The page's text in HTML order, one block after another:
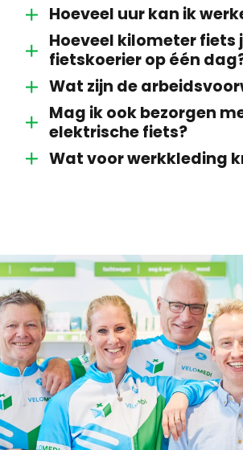
Hoeveel uur kan ik
Hoeveel kilometer fiets
fietskoerier op één
Wat zijn de
Mag ik ook bezorgen
elektrische fiets?
Wat voor werkkleding